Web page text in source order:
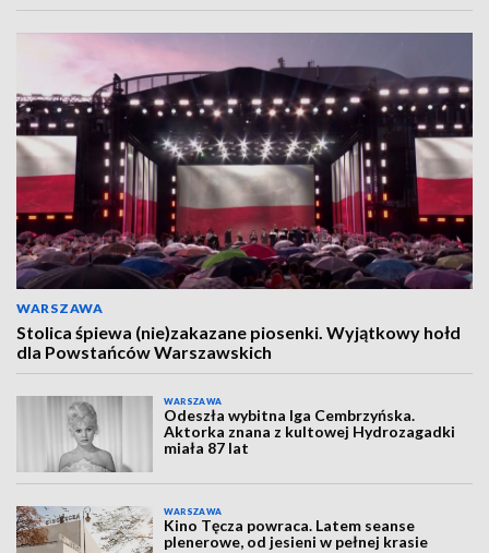
WARSZAWA
Stolica śpiewa (nie)zakazane piosenki. Wyjątkowy hołd
dla Powstańców Warszawskich
WARSZAWA
Odeszła wybitna Iga Cembrzyńska.
Aktorka znana z kultowej Hydrozagadki
miała 87 lat
WARSZAWA
Kino Tęcza powraca. Latem seanse
plenerowe, od jesieni w pełnej krasie